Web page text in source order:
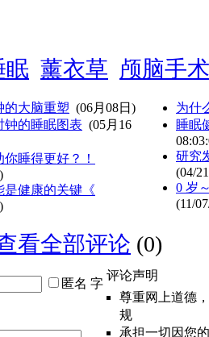
眠 薰衣草 颅脑手术
的大脑重塑 (06月08日)
钟的睡眠图表 (05月16
睡得更好？！
是健康的关键《
为什
睡眠
研究
(04/
0 岁
(11/
看全部评论 (0)
匿名 字
评论声明
尊重网上道德
规
承担一切因您